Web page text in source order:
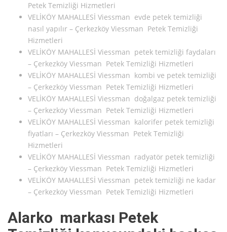
Petek Temizliği Hizmetleri
VELİKÖY MAHALLESİ Viessman evde petek temizliği
nasıl yapılır – Çerkezköy Viessman Petek Temizliği
Hizmetleri
VELİKÖY MAHALLESİ Viessman petek temizliği faydaları
– Çerkezköy Viessman Petek Temizliği Hizmetleri
VELİKÖY MAHALLESİ Viessman kombi ve petek temizliği
– Çerkezköy Viessman Petek Temizliği Hizmetleri
VELİKÖY MAHALLESİ Viessman doğalgaz petek temizliği
– Çerkezköy Viessman Petek Temizliği Hizmetleri
VELİKÖY MAHALLESİ Viessman kalorifer petek temizliği
fiyatları – Çerkezköy Viessman Petek Temizliği
Hizmetleri
VELİKÖY MAHALLESİ Viessman radyatör petek temizliği
– Çerkezköy Viessman Petek Temizliği Hizmetleri
VELİKÖY MAHALLESİ Viessman petek temizliği ne kadar
– Çerkezköy Viessman Petek Temizliği Hizmetleri
Alarko markası Petek